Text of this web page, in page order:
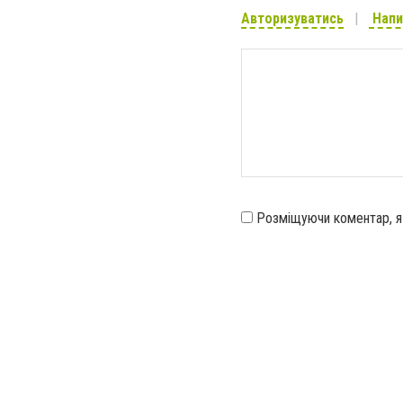
Авторизуватись
Розміщуючи коментар,